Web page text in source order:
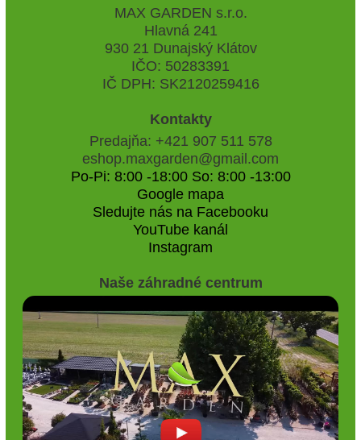
MAX GARDEN s.r.o.
Hlavná 241
930 21 Dunajský Klátov
IČO: 50283391
IČ DPH: SK2120259416
Kontakty
Predajňa: +421 907 511 578
eshop.maxgarden@gmail.com
Po-Pi: 8:00 -18:00 So: 8:00 -13:00
Google mapa
Sledujte nás na Facebooku
YouTube kanál
Instagram
Naše záhradné centrum